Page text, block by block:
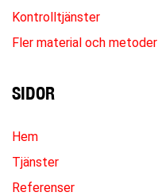
Kontrolltjänster
Fler material och metoder
SIDOR
Hem
Tjänster
Referenser